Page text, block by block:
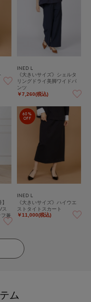
INED L
《大きいサイズ》シェルタ
リングドライ美脚ワイドパ
ンツ
￥7,260(税込)
ス
兼
60%
OFF
INED L
《大きいサイズ》ハイウエ
ストタイトスカート
￥11,000(税込)
ム